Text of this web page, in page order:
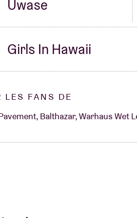
Uwase
Girls In Hawaii
LES FANS DE
Balthazar, Warhaus Wet